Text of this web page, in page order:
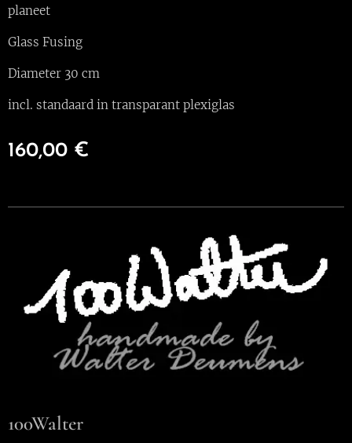
planeet
Glass Fusing
Diameter 30 cm
incl. standaard in transparant plexiglas
160,00 €
100Walter